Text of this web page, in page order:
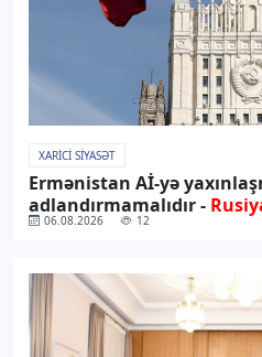
XARICI SIYASƏT
Ermənistan Aİ-yə
adlandırmamalıdır -
06.08.2026 12